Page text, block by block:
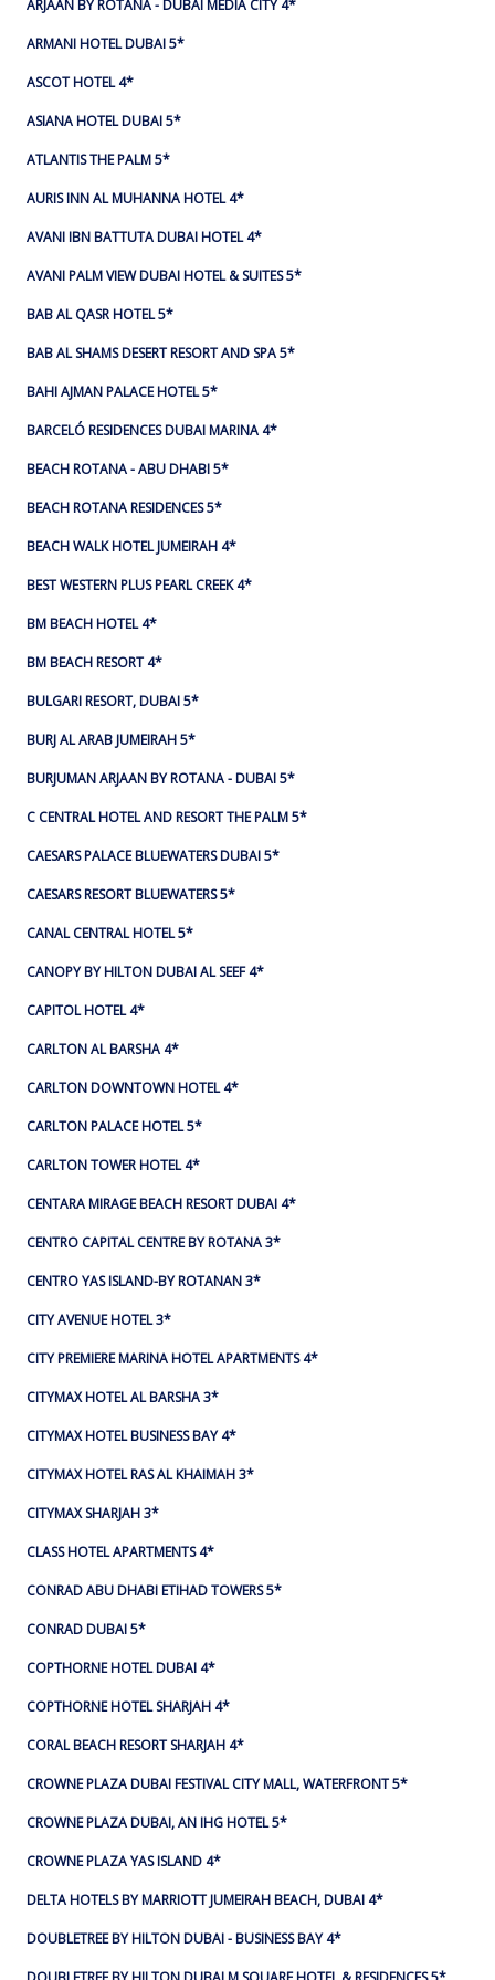
ARJAAN BY ROTANA - DUBAI MEDIA CITY 4*
ARMANI HOTEL DUBAI 5*
ASCOT HOTEL 4*
ASIANA HOTEL DUBAI 5*
ATLANTIS THE PALM 5*
AURIS INN AL MUHANNA HOTEL 4*
AVANI IBN BATTUTA DUBAI HOTEL 4*
AVANI PALM VIEW DUBAI HOTEL & SUITES 5*
BAB AL QASR HOTEL 5*
BAB AL SHAMS DESERT RESORT AND SPA 5*
BAHI AJMAN PALACE HOTEL 5*
BARCELÓ RESIDENCES DUBAI MARINA 4*
BEACH ROTANA - ABU DHABI 5*
BEACH ROTANA RESIDENCES 5*
BEACH WALK HOTEL JUMEIRAH 4*
BEST WESTERN PLUS PEARL CREEK 4*
BM BEACH HOTEL 4*
BM BEACH RESORT 4*
BULGARI RESORT, DUBAI 5*
BURJ AL ARAB JUMEIRAH 5*
BURJUMAN ARJAAN BY ROTANA - DUBAI 5*
C CENTRAL HOTEL AND RESORT THE PALM 5*
CAESARS PALACE BLUEWATERS DUBAI 5*
CAESARS RESORT BLUEWATERS 5*
CANAL CENTRAL HOTEL 5*
CANOPY BY HILTON DUBAI AL SEEF 4*
CAPITOL HOTEL 4*
CARLTON AL BARSHA 4*
CARLTON DOWNTOWN HOTEL 4*
CARLTON PALACE HOTEL 5*
CARLTON TOWER HOTEL 4*
CENTARA MIRAGE BEACH RESORT DUBAI 4*
CENTRO CAPITAL CENTRE BY ROTANA 3*
CENTRO YAS ISLAND-BY ROTANAN 3*
CITY AVENUE HOTEL 3*
CITY PREMIERE MARINA HOTEL APARTMENTS 4*
CITYMAX HOTEL AL BARSHA 3*
CITYMAX HOTEL BUSINESS BAY 4*
CITYMAX HOTEL RAS AL KHAIMAH 3*
CITYMAX SHARJAH 3*
CLASS HOTEL APARTMENTS 4*
CONRAD ABU DHABI ETIHAD TOWERS 5*
CONRAD DUBAI 5*
COPTHORNE HOTEL DUBAI 4*
COPTHORNE HOTEL SHARJAH 4*
CORAL BEACH RESORT SHARJAH 4*
CROWNE PLAZA DUBAI FESTIVAL CITY MALL, WATERFRONT 5*
CROWNE PLAZA DUBAI, AN IHG HOTEL 5*
CROWNE PLAZA YAS ISLAND 4*
DELTA HOTELS BY MARRIOTT JUMEIRAH BEACH, DUBAI 4*
DOUBLETREE BY HILTON DUBAI - BUSINESS BAY 4*